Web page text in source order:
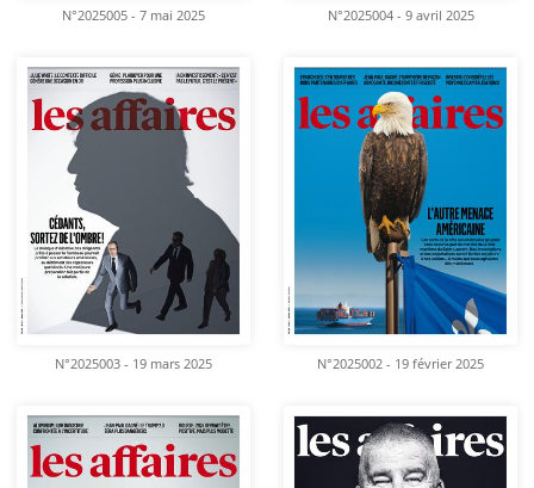
N°2025005 - 7 mai 2025 N°2025004 - 9 avril 2025
N°2025003 - 19 mars 2025 N°2025002 - 19 février 2025